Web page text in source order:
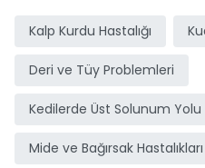
Kalp Kurdu Hastalığı
Deri ve Tüy Problemleri
Kedilerde Üst Solunum Yolu
Mide ve Bağırsak Hastalıkları